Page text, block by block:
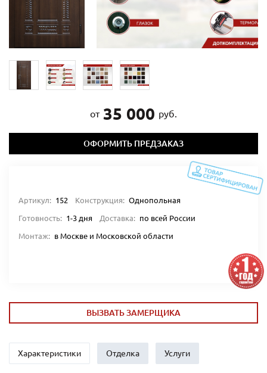
от 35 000 руб.
ОФОРМИТЬ ПРЕДЗАКАЗ
Артикул: 152 Конструкция: Однопольная
Готовность: 1-3 дня Доставка: по всей России
Монтаж: в Москве и Московской области
ВЫЗВАТЬ ЗАМЕРЩИКА
Характеристики Отделка Услуги